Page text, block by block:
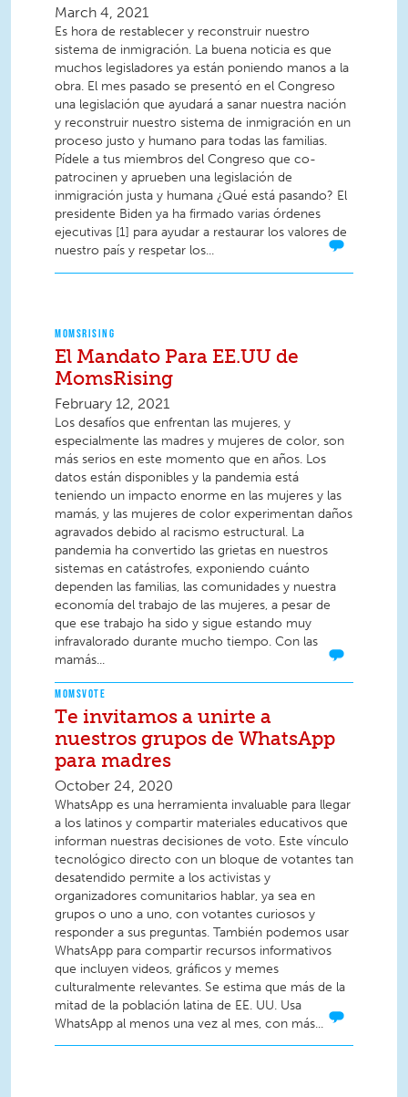
March 4, 2021
Es hora de restablecer y reconstruir nuestro
sistema de inmigración. La buena noticia es que
muchos legisladores ya están poniendo manos a la
obra. El mes pasado se presentó en el Congreso
una legislación que ayudará a sanar nuestra nación
y reconstruir nuestro sistema de inmigración en un
proceso justo y humano para todas las familias.
Pídele a tus miembros del Congreso que co-
patrocinen y aprueben una legislación de
inmigración justa y humana ¿Qué está pasando? El
presidente Biden ya ha firmado varias órdenes
ejecutivas [1] para ayudar a restaurar los valores de
nuestro país y respetar los...
MOMSRISING
El Mandato Para EE.UU de
MomsRising
February 12, 2021
Los desafíos que enfrentan las mujeres, y
especialmente las madres y mujeres de color, son
más serios en este momento que en años. Los
datos están disponibles y la pandemia está
teniendo un impacto enorme en las mujeres y las
mamás, y las mujeres de color experimentan daños
agravados debido al racismo estructural. La
pandemia ha convertido las grietas en nuestros
sistemas en catástrofes, exponiendo cuánto
dependen las familias, las comunidades y nuestra
economía del trabajo de las mujeres, a pesar de
que ese trabajo ha sido y sigue estando muy
infravalorado durante mucho tiempo. Con las
mamás...
MOMSVOTE
Te invitamos a unirte a
nuestros grupos de WhatsApp
para madres
October 24, 2020
WhatsApp es una herramienta invaluable para llegar
a los latinos y compartir materiales educativos que
informan nuestras decisiones de voto. Este vínculo
tecnológico directo con un bloque de votantes tan
desatendido permite a los activistas y
organizadores comunitarios hablar, ya sea en
grupos o uno a uno, con votantes curiosos y
responder a sus preguntas. También podemos usar
WhatsApp para compartir recursos informativos
que incluyen videos, gráficos y memes
culturalmente relevantes. Se estima que más de la
mitad de la población latina de EE. UU. Usa
WhatsApp al menos una vez al mes, con más...